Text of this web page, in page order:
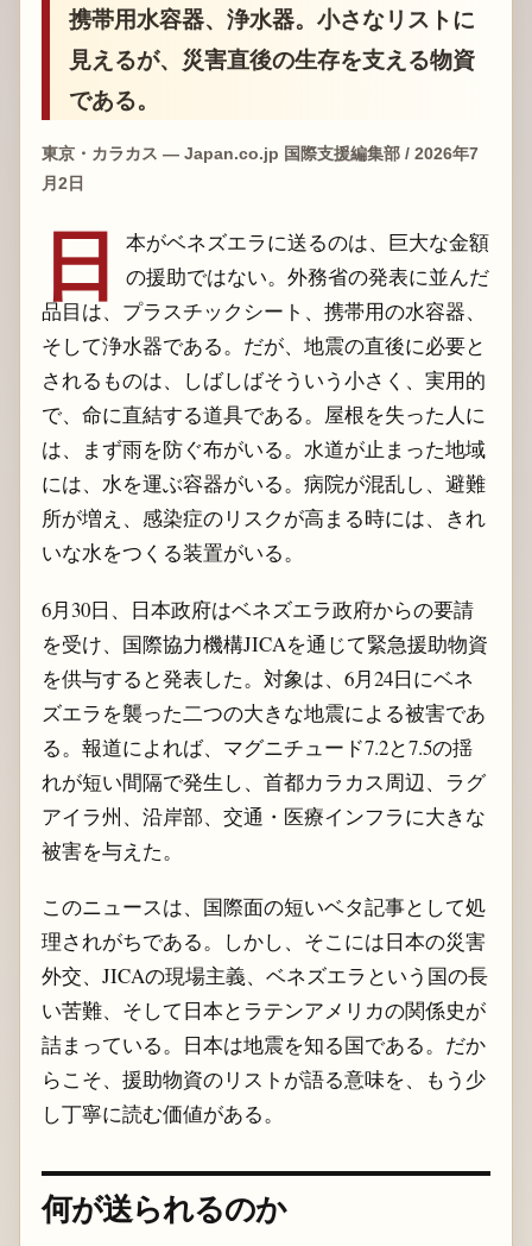
携帯用水容器、浄水器。小さなリストに
見えるが、災害直後の生存を支える物資
である。
東京・カラカス — Japan.co.jp 国際支援編集部 / 2026年7
月2日
日
本がベネズエラに送るのは、巨大な金額
の援助ではない。外務省の発表に並んだ
品目は、プラスチックシート、携帯用の水容器、
そして浄水器である。だが、地震の直後に必要と
されるものは、しばしばそういう小さく、実用的
で、命に直結する道具である。屋根を失った人に
は、まず雨を防ぐ布がいる。水道が止まった地域
には、水を運ぶ容器がいる。病院が混乱し、避難
所が増え、感染症のリスクが高まる時には、きれ
いな水をつくる装置がいる。
6月30日、日本政府はベネズエラ政府からの要請
を受け、国際協力機構JICAを通じて緊急援助物資
を供与すると発表した。対象は、6月24日にベネ
ズエラを襲った二つの大きな地震による被害であ
る。報道によれば、マグニチュード7.2と7.5の揺
れが短い間隔で発生し、首都カラカス周辺、ラグ
アイラ州、沿岸部、交通・医療インフラに大きな
被害を与えた。
このニュースは、国際面の短いベタ記事として処
理されがちである。しかし、そこには日本の災害
外交、JICAの現場主義、ベネズエラという国の長
い苦難、そして日本とラテンアメリカの関係史が
詰まっている。日本は地震を知る国である。だか
らこそ、援助物資のリストが語る意味を、もう少
し丁寧に読む価値がある。
何が送られるのか